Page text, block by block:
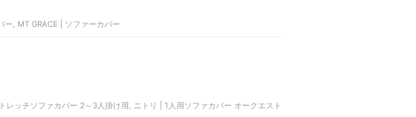
, MT GRACE | ソファーカバー
ッチソファカバー 2～3人掛け用, ニトリ | 1人用ソファカバー オークエスト